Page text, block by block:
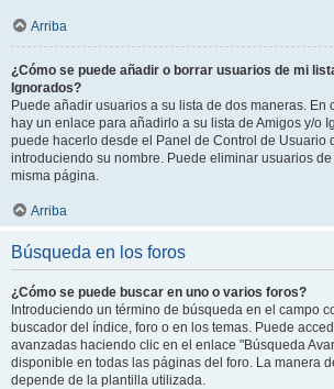
Arriba
¿Cómo se puede añadir o borrar usuarios de mi
Ignorados?
Puede añadir usuarios a su lista de dos maneras. En
hay un enlace para añadirlo a su lista de Amigos y/o
puede hacerlo desde el Panel de Control de Usuario
introduciendo su nombre. Puede eliminar usuarios
misma página.
Arriba
Búsqueda en los foros
¿Cómo se puede buscar en uno o varios foros?
Introduciendo un término de búsqueda en el campo
buscador del índice, foro o en los temas. Puede
avanzadas haciendo clic en el enlace "Búsqueda
disponible en todas las páginas del foro. La manera
depende de la plantilla utilizada.